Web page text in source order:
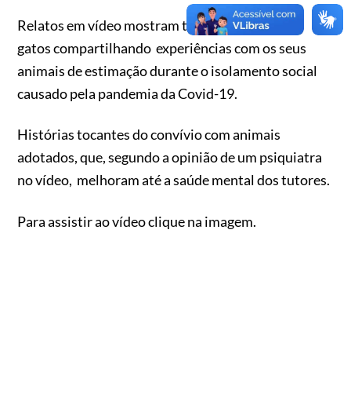
Relatos em vídeo mostram tutores de cães e de
gatos compartilhando experiências com os seus
animais de estimação durante o isolamento social
causado pela pandemia da Covid-19.
Histórias tocantes do convívio com animais
adotados, que, segundo a opinião de um psiquiatra
no vídeo, melhoram até a saúde mental dos tutores.
Para assistir ao vídeo clique na imagem.